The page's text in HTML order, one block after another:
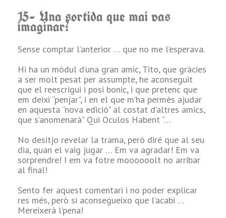
u
e
l
a
era dels temps en
què es tiraven els
“jodiendas" del
arquer manc …
Això ho he patit!
8.- Quin Pnj et
va encantar
interpretar?
Per proximitat, de
les aventures de
“La Boira",
Mateo de Vallejo,
i com no, Hilari.
15- Una sortida que mai vas
imaginar?
Sense comptar l’anterior … que no me l’esperava.
Hi ha un mòdul d’una gran amic, Tito, que gràcies
a ser molt pesat per assumpte, he aconseguit
que el reescrigui i posi bonic, i que pretenc que
em deixi “penjar", i en el que m’ha permès ajudar
en aquesta “nova edició" al costat d’altres amics,
que s’anomenarà" Qui Oculos Habent “…
No desitjo revelar la trama, però diré que al seu
dia, quan el vaig jugar … Em va agradar! Em va
sorprendre! I em va fotre moooooolt no arribar
al final!
Sento fer aquest comentari i no poder explicar
res més, però si aconsegueixo que l’acabi …
Mereixerà l’pena!